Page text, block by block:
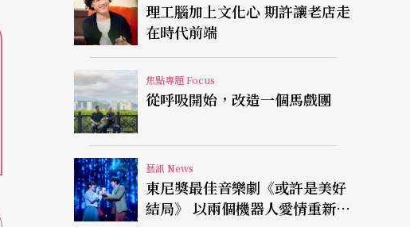
理工腦加上文化心 期許讓老店走
在時代前端
焦點專題 Focus
從呼吸開始，改造一個馬戲團
藝訊 News
東尼獎最佳音樂劇《或許是美好
結局》 以兩個機器人愛情重新凝